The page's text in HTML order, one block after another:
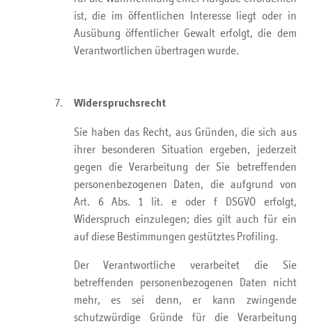
ist, die im öffentlichen Interesse liegt oder in
Ausübung öffentlicher Gewalt erfolgt, die dem
Verantwortlichen übertragen wurde.
Widerspruchsrecht
Sie haben das Recht, aus Gründen, die sich aus
ihrer besonderen Situation ergeben, jederzeit
gegen die Verarbeitung der Sie betreffenden
personenbezogenen Daten, die aufgrund von
Art. 6 Abs. 1 lit. e oder f DSGVO erfolgt,
Widerspruch einzulegen; dies gilt auch für ein
auf diese Bestimmungen gestütztes Profiling.
Der Verantwortliche verarbeitet die Sie
betreffenden personenbezogenen Daten nicht
mehr, es sei denn, er kann zwingende
schutzwürdige Gründe für die Verarbeitung